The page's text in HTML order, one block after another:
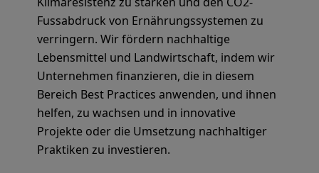
Fussabdruck von Ernährungssystemen zu
verringern. Wir fördern nachhaltige
Lebensmittel und Landwirtschaft, indem wir
Unternehmen finanzieren, die in diesem
Bereich Best Practices anwenden, und ihnen
helfen, zu wachsen und in innovative
Projekte oder die Umsetzung nachhaltiger
Praktiken zu investieren.